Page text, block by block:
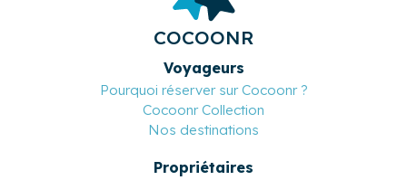
COCOONR
Voyageurs
Pourquoi réserver sur Cocoonr ?
Cocoonr Collection
Nos destinations
Propriétaires